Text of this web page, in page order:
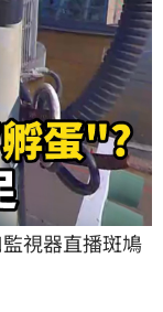
監視器直播斑鳩